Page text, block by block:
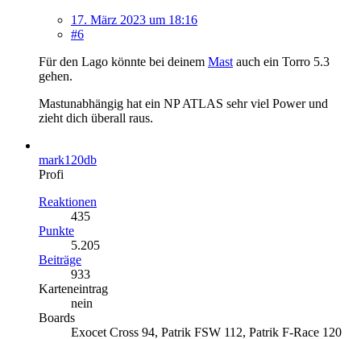
17. März 2023 um 18:16
#6
Für den Lago könnte bei deinem Mast auch ein Torro 5.3
gehen.
Mastunabhängig hat ein NP ATLAS sehr viel Power und
zieht dich überall raus.
mark120db
Profi
Reaktionen
435
Punkte
5.205
Beiträge
933
Karteneintrag
nein
Boards
Exocet Cross 94, Patrik FSW 112, Patrik F-Race 120